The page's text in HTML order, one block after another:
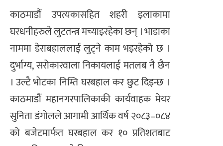
काठमाडौं उपत्यकासहित शहरी इलाकामा
घरधनीहरुले लुटतन्त्र मच्याइरहेका छन् । भाडाका
नाममा डेराबहाललाई लुट्ने काम भइरहेको छ ।
दुर्भाग्य, सरोकारवाला निकायलाई मतलब नै छैन
। उल्टै भोटका निम्ति घरबहाल कर छुट दिइन्छ ।
काठमाडौं महानगरपालिकाकी कार्यवाहक मेयर
सुनिता डंगोलले आगामी आर्थिक वर्ष २०८३–०८४
को बजेटमार्फत घरबहाल कर १० प्रतिशतबाट